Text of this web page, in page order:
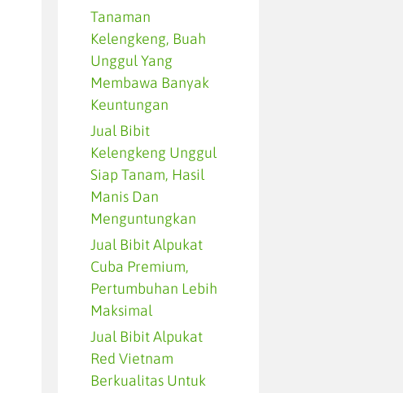
Tanaman
Kelengkeng, Buah
Unggul Yang
Membawa Banyak
Keuntungan
Jual Bibit
Kelengkeng Unggul
Siap Tanam, Hasil
Manis Dan
Menguntungkan
Jual Bibit Alpukat
Cuba Premium,
Pertumbuhan Lebih
Maksimal
Jual Bibit Alpukat
Red Vietnam
Berkualitas Untuk